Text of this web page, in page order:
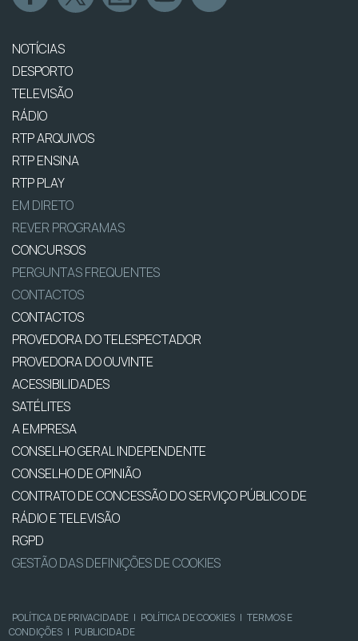
NOTÍCIAS
DESPORTO
TELEVISÃO
RÁDIO
RTP ARQUIVOS
RTP ENSINA
RTP PLAY
EM DIRETO
REVER PROGRAMAS
CONCURSOS
PERGUNTAS FREQUENTES
CONTACTOS
CONTACTOS
PROVEDORA DO TELESPECTADOR
PROVEDORA DO OUVINTE
ACESSIBILIDADES
SATÉLITES
A EMPRESA
CONSELHO GERAL INDEPENDENTE
CONSELHO DE OPINIÃO
CONTRATO DE CONCESSÃO DO SERVIÇO PÚBLICO DE
RÁDIO E TELEVISÃO
RGPD
GESTÃO DAS DEFINIÇÕES DE COOKIES
POLÍTICA DE PRIVACIDADE | POLÍTICA DE COOKIES | TERMOS E
CONDIÇÕES | PUBLICIDADE